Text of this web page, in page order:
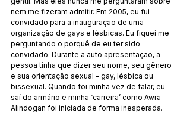
nem me fizeram admitir. Em 2005, eu fui
convidado para a inauguração de uma
organização de gays e lésbicas. Eu fiquei me
perguntando o porquê de eu ter sido
convidado. Durante a auto apresentação, a
pessoa tinha que dizer seu nome, seu gênero
e sua orientação sexual – gay, lésbica ou
bissexual. Quando foi minha vez de falar, eu
saí do armário e minha ‘carreira’ como Awra
Alindogan foi iniciada de forma inesperada.